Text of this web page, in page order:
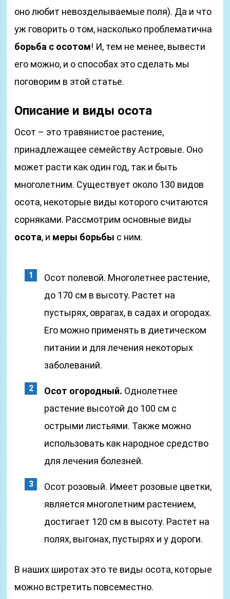
оно любит невозделываемые поля). Да и что
уж говорить о том, насколько проблематична
борьба с осотом! И, тем не менее, вывести
его можно, и о способах это сделать мы
поговорим в этой статье.
Описание и виды осота
Осот – это травянистое растение,
принадлежащее семейству Астровые. Оно
может расти как один год, так и быть
многолетним. Существует около 130 видов
осота, некоторые виды которого считаются
сорняками. Рассмотрим основные виды
осота, и меры борьбы с ним.
Осот полевой. Многолетнее растение,
до 170 см в высоту. Растет на
пустырях, оврагах, в садах и огородах.
Его можно применять в диетическом
питании и для лечения некоторых
заболеваний.
Осот огородный. Однолетнее
растение высотой до 100 см с
острыми листьями. Также можно
использовать как народное средство
для лечения болезней.
Осот розовый. Имеет розовые цветки,
является многолетним растением,
достигает 120 см в высоту. Растет на
полях, выгонах, пустырях и у дороги.
В наших широтах это те виды осота, которые
можно встретить повсеместно.